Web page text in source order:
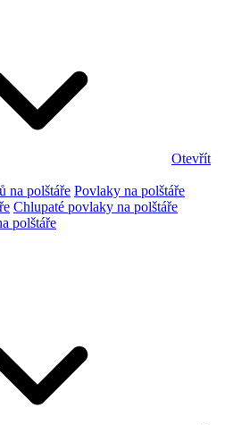
Otevřít
na polštáře Povlaky na polštáře
Chlupaté povlaky na polštáře
polštáře